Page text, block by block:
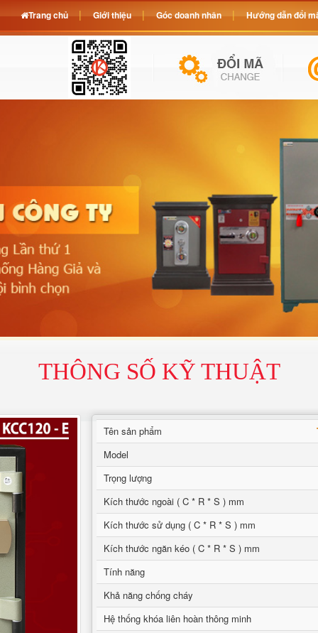
THÔNG SỐ KỸ THUẬT
Tên sản phẩm
Model
Trọng lượng
Kích thước ngoài ( C * R * S ) mm
Kích thước sử dụng ( C * R * S ) mm
Kích thước ngăn kéo ( C * R * S ) mm
Tính năng
Khả năng chống cháy
Hệ thống khóa liên hoàn thông minh
Trang chủ Giới thiệu Góc doanh nhân Hướng dẫn đổi